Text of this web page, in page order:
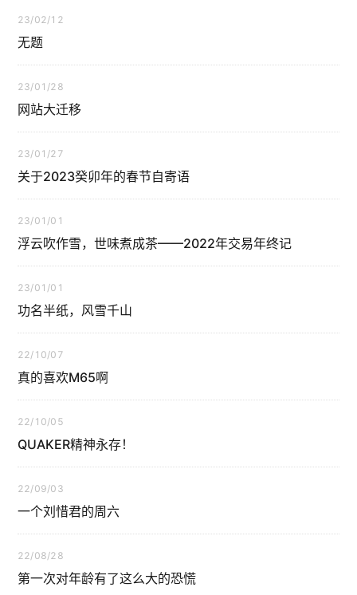
23/02/12
无题
23/01/28
网站大迁移
23/01/27
关于2023癸卯年的春节自寄语
23/01/01
浮云吹作雪，世味煮成茶——2022年交易年终记
23/01/01
功名半纸，风雪千山
22/10/07
真的喜欢M65啊
22/10/05
QUAKER精神永存！
22/09/03
一个刘惜君的周六
22/08/28
第一次对年龄有了这么大的恐慌